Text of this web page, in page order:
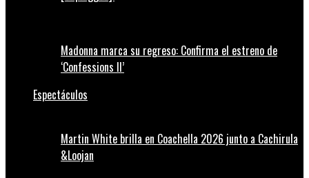
Madonna marca su regreso: Confirma el estreno de
‘Confessions II’
Espectáculos
Martin White brilla en Coachella 2026 junto a Cachirula
&Loojan